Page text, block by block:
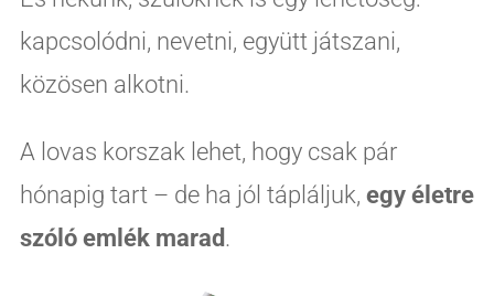
kapcsolódni, nevetni, együtt játszani,
közösen alkotni.
A lovas korszak lehet, hogy csak pár
hónapig tart – de ha jól tápláljuk, egy életre
szóló emlék marad .